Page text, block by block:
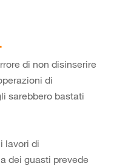
di non disinserire
di
sarebbero bastati
lavori di
dei guasti prevede